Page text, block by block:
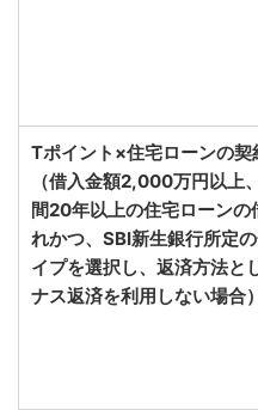
Tポイント×住宅ローンの契
（借入金額2,000万円以上
間20年以上の住宅ローンの
れかつ、SBI新生銀行所定
イプを選択し、返済方法と
ナス返済を利用しない場合）